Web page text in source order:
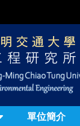
單位簡介